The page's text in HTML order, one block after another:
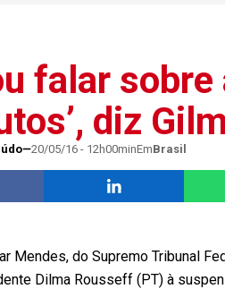
falar
diz
20/05/16 - 12h00minEmBrasil
Mendes, do Supremo Tribunal
Dilma Rousseff (PT) à